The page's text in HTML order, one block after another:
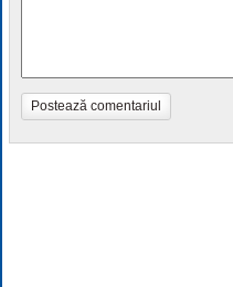
Postează comentariul